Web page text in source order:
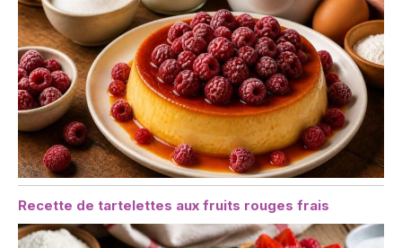
Recette de tartelettes aux fruits rouges frais